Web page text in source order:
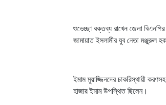
শুভেচ্ছা বক্তব্য রাখেন জেলা
জামায়াত ইসলামীর যুব নেতা মঞ্জুরুল
ইমাম মুয়াজ্জিনদের চাকরিস্থায়ী
হাজার ইমাম উপস্থিত ছিলেন।